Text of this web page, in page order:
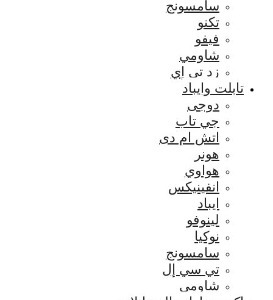
سامسونج
تكنو
فيفو
شاومي
زد تي إي
تابلت وايباد
دوجى
جي تاب
اتش ام دى
هونر
هواوي
انفينيكس
ايباد
لينوفو
نوكيا
سامسونج
تي سي إل
شاومي